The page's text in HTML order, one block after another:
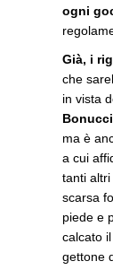
ogni
Già, i
che
in vista
Bonucci
ma è
a cui
tanti
scarsa
piede e
calcato
gettone